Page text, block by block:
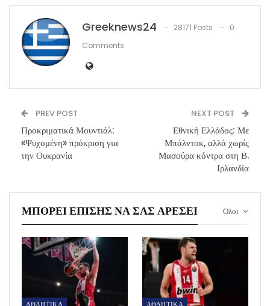
Greeknews24 28171 Posts
0
Comments
PREV POST
Προκριματικά Μουντιάλ:
«Ψυχομένη» πρόκριση για
την Ουκρανία
NEXT POST
Εθνική Ελλάδος: Με
Μπάλντοκ, αλλά χωρίς
Μασούρα κόντρα στη Β.
Ιρλανδία
Ολοι
ΜΠΟΡΕΊ ΕΠΊΣΗΣ ΝΑ ΣΑΣ ΑΡΈΣΕΙ